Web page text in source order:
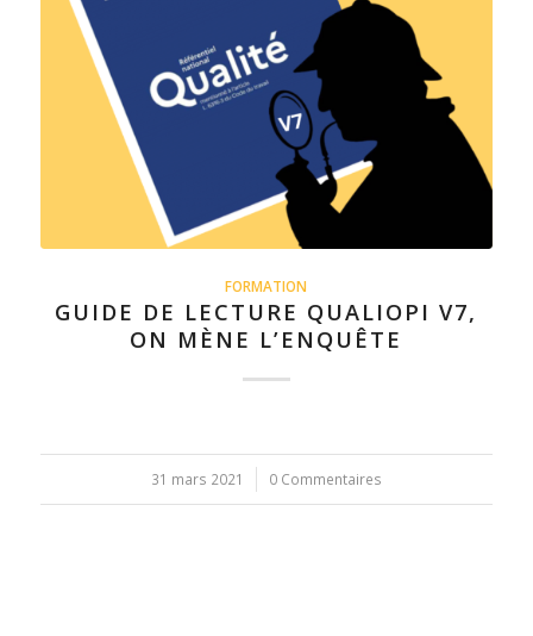
FORMATION
GUIDE DE LECTURE QUALIOPI V7,
ON MÈNE L’ENQUÊTE
31 mars 2021
/ 0 Commentaires